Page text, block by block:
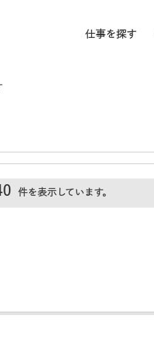
仕事を探す
件を表示しています。